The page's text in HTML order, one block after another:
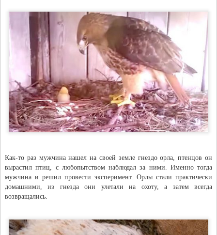
Как-то раз мужчина нашел на своей земле гнездо орла, птенцов он
вырастил птиц, с любопытством наблюдал за ними. Именно тогда
мужчина и решил провести эксперимент. Орлы стали практически
домашними, из гнезда они улетали на охоту, а затем всегда
возвращались.